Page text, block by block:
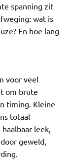
spanning zit
wat is
En hoe lang
voor veel
om brute
timing. Kleine
totaal
leek,
geweld,